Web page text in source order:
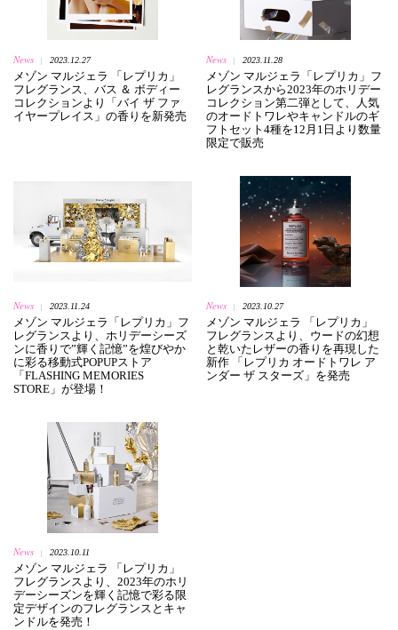
News | 2023.12.27
メゾン マルジェラ 「レプリカ」
フレグランス、バス ＆ ボディー
コレクションより「バイ ザ ファ
イヤープレイス」の香りを新発売
News | 2023.11.28
メゾン マルジェラ「レプリカ」フ
レグランスから2023年のホリデー
コレクション第二弾として、人気
のオードトワレやキャンドルのギ
フトセット4種を12月1日より数量
限定で販売
News 2023.11.24
メゾン マルジェラ「レプリカ」フ
レグランスより、ホリデーシーズ
ンに香りで”輝く記憶”を煌びやか
に彩る移動式POPUPストア
「FLASHING MEMORIES
STORE」が登場！
News 2023.10.27
メゾン マルジェラ 「レプリカ」
フレグランスより、ウードの幻想
と乾いたレザーの香りを再現した
新作 「レプリカ オードトワレ ア
ンダー ザ スターズ」を発売
News 2023.10.11
メゾン マルジェラ 「レプリカ」
フレグランスより、2023年のホリ
デーシーズンを輝く記憶で彩る限
定デザインのフレグランスとキャ
ンドルを発売！